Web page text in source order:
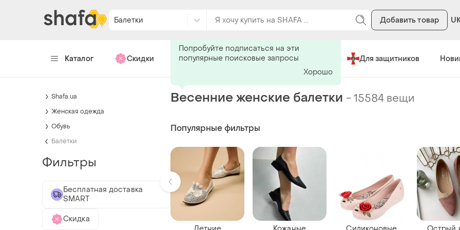
Балетки Добавить товар
Каталог Скидки Хендмейд Сделано в Украине Для защитников
Весенние женские балетки -15584 вещи
Популярные фильтры
Попробуйте подписаться на эти
популярные поисковые запросы
Хорошо
Shafa.ua
Женская одежда
Обувь
Балетки
Фильтры
Бесплатная доставка
SMART
Скидка